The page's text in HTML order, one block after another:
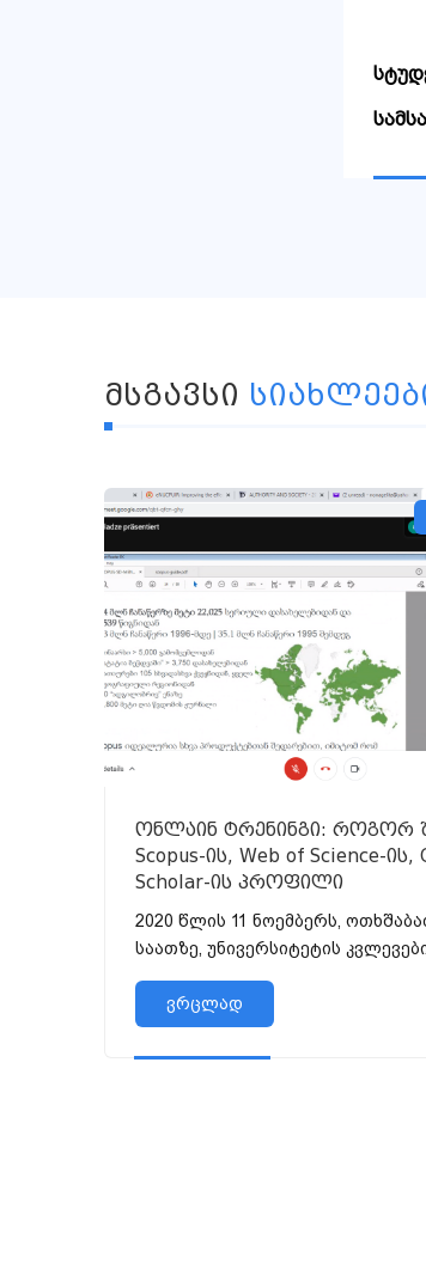
ᲛᲡᲒᲐᲕᲡᲘ
ონლაინ ტრენინგი: როგორ
Scopus-ის, Web of Science-ის,
Scholar-ის პროფილი
2020 წლის 11 ნოემბერს,
საათზე, უნივერსიტეტის
ვრცლად